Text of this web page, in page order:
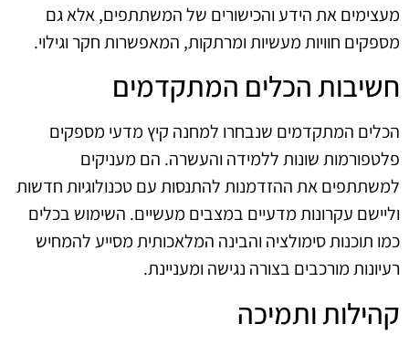
מעצימים את הידע והכישורים של המשתתפים, אלא גם
מספקים חוויות מעשיות ומרתקות, המאפשרות חקר וגילוי.
חשיבות הכלים המתקדמים
הכלים המתקדמים שנבחרו למחנה קיץ מדעי מספקים
פלטפורמות שונות ללמידה והעשרה. הם מעניקים
למשתתפים את ההזדמנות להתנסות עם טכנולוגיות חדשות
וליישם עקרונות מדעיים במצבים מעשיים. השימוש בכלים
כמו תוכנות סימולציה והבינה המלאכותית מסייע להמחיש
רעיונות מורכבים בצורה נגישה ומעניינת.
קהילות ותמיכה